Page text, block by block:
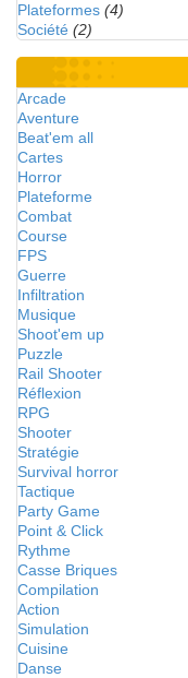
Plateformes (4)
Société (2)
Arcade
Aventure
Beat'em all
Cartes
Horror
Plateforme
Combat
Course
FPS
Guerre
Infiltration
Musique
Shoot'em up
Puzzle
Rail Shooter
Réflexion
RPG
Shooter
Stratégie
Survival horror
Tactique
Party Game
Point & Click
Rythme
Casse Briques
Compilation
Action
Simulation
Cuisine
Danse